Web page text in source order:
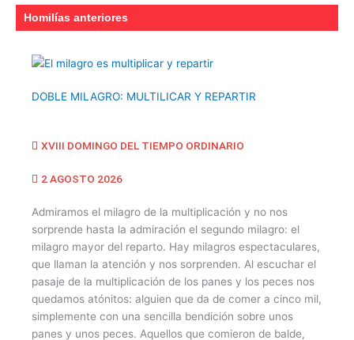
Homilías anteriores
DOBLE MILAGRO: MULTILICAR Y REPARTIR
XVIII DOMINGO DEL TIEMPO ORDINARIO
2 AGOSTO 2026
Admiramos el milagro de la multiplicación y no nos
sorprende hasta la admiración el segundo milagro: el
milagro mayor del reparto. Hay milagros espectaculares,
que llaman la atención y nos sorprenden. Al escuchar el
pasaje de la multiplicación de los panes y los peces nos
quedamos atónitos: alguien que da de comer a cinco mil,
simplemente con una sencilla bendición sobre unos
panes y unos peces. Aquellos que comieron de balde,